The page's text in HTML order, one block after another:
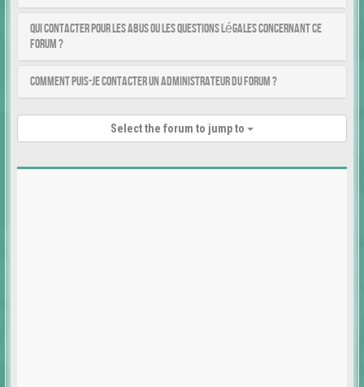
Qui contacter pour les abus ou les questions légales concernant ce
forum ?
Comment puis-je contacter un administrateur du forum ?
Select the forum to jump to